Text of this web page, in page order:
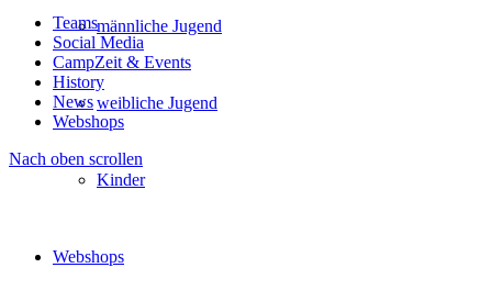
männliche Jugend
weibliche Jugend
Kinder
Webshops
Teams
Social Media
CampZeit & Events
History
News
Webshops
Nach oben scrollen